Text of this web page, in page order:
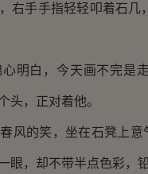
手手指轻轻叩着石几
白，今天画不完是走
头，正对着他。
的笑，坐在石凳上意
眼，却不带半点色彩，